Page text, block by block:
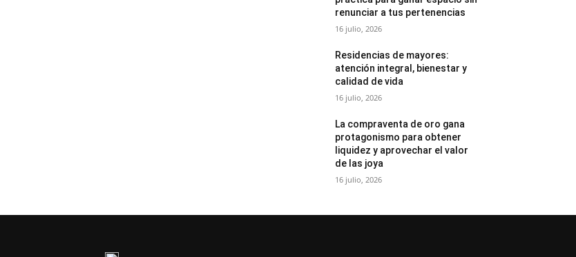
renunciar a tus pertenencias
16 julio, 2026
Residencias de mayores:
atención integral, bienestar y
calidad de vida
16 julio, 2026
La compraventa de oro gana
protagonismo para obtener
liquidez y aprovechar el valor
de las joya
16 julio, 2026